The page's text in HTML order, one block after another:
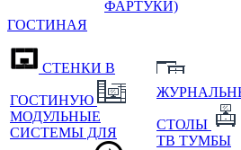
ФАРТУКИ)
ГОСТИНАЯ
СТЕНКИ В
ГОСТИНУЮ
МОДУЛЬНЫЕ
СИСТЕМЫ ДЛЯ
СТОЛЫ
ТВ ТУМБЫ